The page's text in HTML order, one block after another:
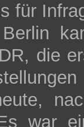
für
die
war